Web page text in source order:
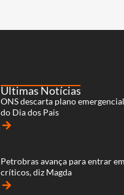
Últimas Notícias
ONS descarta plano
do Dia dos Pais
arrow_forward
Petrobras avança para entrar
críticos, diz Magda
arrow_forward